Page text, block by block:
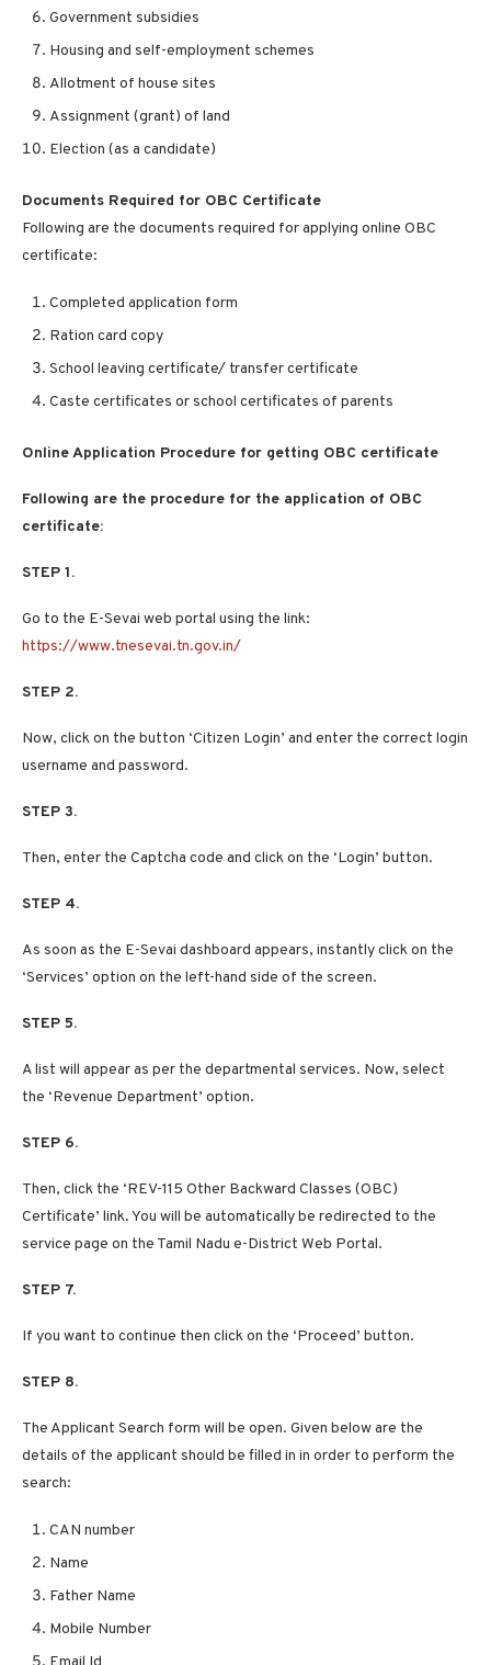
Government subsidies
Housing and self-employment schemes
Allotment of house sites
Assignment (grant) of land
Election (as a candidate)
Documents Required for OBC Certificate
Following are the documents required for applying online OBC
certificate:
Completed application form
Ration card copy
School leaving certificate/ transfer certificate
Caste certificates or school certificates of parents
Online Application Procedure for getting OBC certificate
Following are the procedure for the application of OBC
certificate:
STEP 1.
Go to the E-Sevai web portal using the link:
https://www.tnesevai.tn.gov.in/
STEP 2.
Now, click on the button ‘Citizen Login’ and enter the correct login
username and password.
STEP 3.
Then, enter the Captcha code and click on the ‘Login’ button.
STEP 4.
As soon as the E-Sevai dashboard appears, instantly click on the
‘Services’ option on the left-hand side of the screen.
STEP 5.
A list will appear as per the departmental services. Now, select
the ‘Revenue Department’ option.
STEP 6.
Then, click the ‘REV-115 Other Backward Classes (OBC)
Certificate’ link. You will be automatically be redirected to the
service page on the Tamil Nadu e-District Web Portal.
STEP 7.
If you want to continue then click on the ‘Proceed’ button.
STEP 8.
The Applicant Search form will be open. Given below are the
details of the applicant should be filled in in order to perform the
search:
CAN number
Name
Father Name
Mobile Number